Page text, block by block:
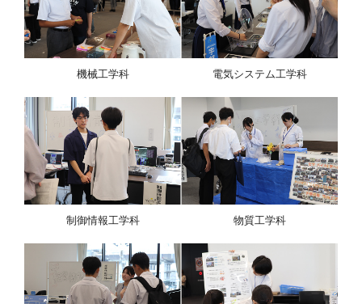
機械工学科 電気システム工学科
制御情報工学科 物質工学科